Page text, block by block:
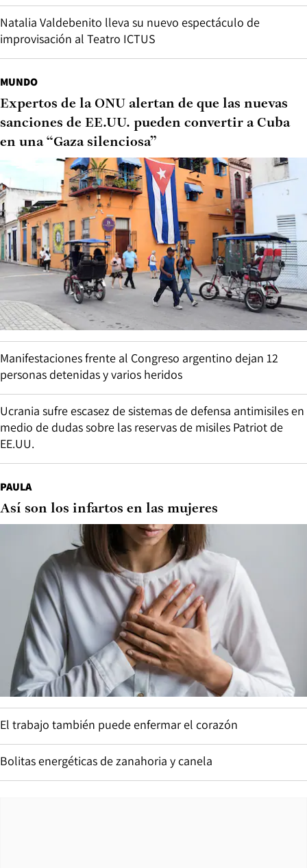
Natalia Valdebenito lleva su nuevo espectáculo de
improvisación al Teatro ICTUS
MUNDO
Expertos de la ONU alertan de que las nuevas
sanciones de EE.UU. pueden convertir a Cuba
en una “Gaza silenciosa”
Manifestaciones frente al Congreso argentino dejan 12
personas detenidas y varios heridos
Ucrania sufre escasez de sistemas de defensa antimisiles en
medio de dudas sobre las reservas de misiles Patriot de
EE.UU.
PAULA
Así son los infartos en las mujeres
El trabajo también puede enfermar el corazón
Bolitas energéticas de zanahoria y canela